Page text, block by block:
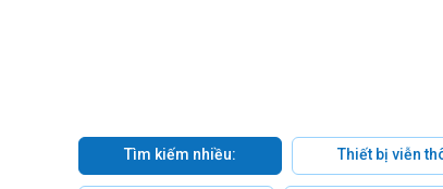
Tìm kiếm nhiều: Thiết bị viễn